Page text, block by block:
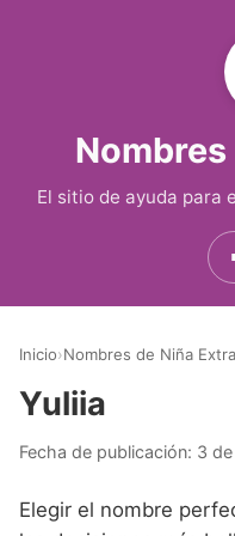
El sitio de ayuda para
Nombres de
Nombres
Inicio›Nombres de Niña
Yuliia
Fecha de publicación: 3
Elegir el nombre